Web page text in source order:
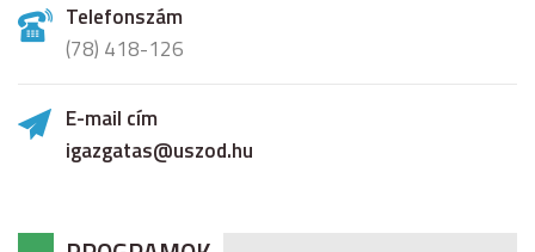
Telefonszám
(78) 418-126
E-mail cím
igazgatas@uszod.hu